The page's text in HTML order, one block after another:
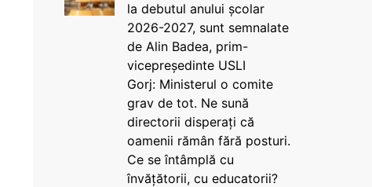
la debutul anului școlar
2026-2027, sunt semnalate
de Alin Badea, prim-
vicepreședinte USLI
Gorj: Ministerul o comite
grav de tot. Ne sună
directorii disperați că
oamenii rămân fără posturi.
Ce se întâmplă cu
învățătorii, cu educatorii?